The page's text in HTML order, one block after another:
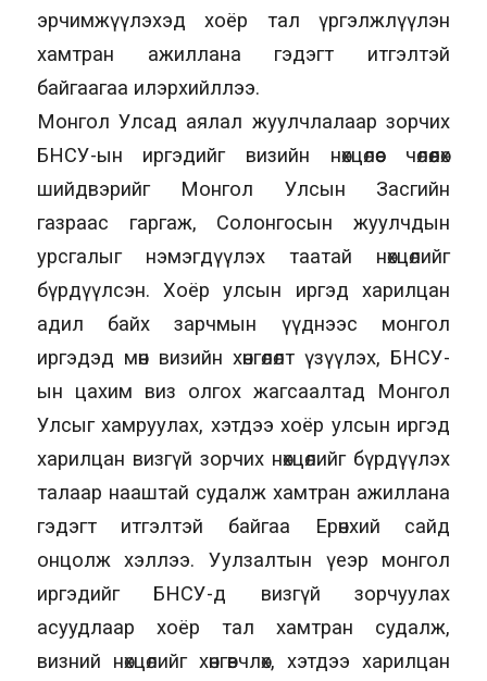
эрчимжүүлэхэд хоёр тал үргэлжлүүлэн
хамтран ажиллана гэдэгт итгэлтэй
байгаагаа илэрхийллээ.
Монгол Улсад аялал жуулчлалаар зорчих
БНСУ-ын иргэдийг визийн нөхцөлөөс чөлөөлөх
шийдвэрийг Монгол Улсын Засгийн
газраас гаргаж, Солонгосын жуулчдын
урсгалыг нэмэгдүүлэх таатай нөхцөлийг
бүрдүүлсэн. Хоёр улсын иргэд харилцан
адил байх зарчмын үүднээс монгол
иргэдэд мөн визийн хөнгөлөлт үзүүлэх, БНСУ-
ын цахим виз олгох жагсаалтад Монгол
Улсыг хамруулах, хэтдээ хоёр улсын иргэд
харилцан визгүй зорчих нөхцөлийг бүрдүүлэх
талаар нааштай судалж хамтран ажиллана
гэдэгт итгэлтэй байгаа Ерөнхий сайд
онцолж хэллээ. Уулзалтын үеэр монгол
иргэдийг БНСУ-д визгүй зорчуулах
асуудлаар хоёр тал хамтран судалж,
визний нөхцөлийг хөнгөвчлөх, хэтдээ харилцан